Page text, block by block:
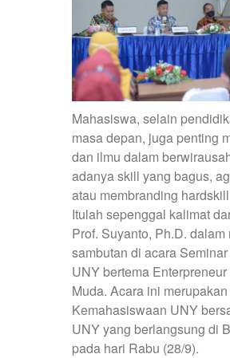
Mahasiswa, selain
masa depan, juga penting
dan ilmu dalam
adanya skill yang bagus,
atau membranding
Itulah sepenggal kalimat
Prof. Suyanto, Ph.D. dalam
sambutan di acara
UNY bertema
Muda. Acara ini
Kemahasiswaan UNY
UNY yang berlangsung di
pada hari Rabu (28/9).